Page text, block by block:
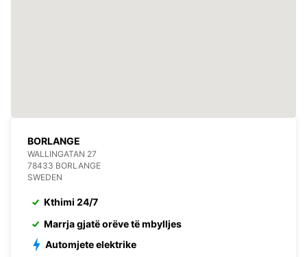
BORLANGE
WALLINGATAN 27
78433 BORLANGE
SWEDEN
Kthimi 24/7
Marrja gjatë orëve të mbylljes
Automjete elektrike